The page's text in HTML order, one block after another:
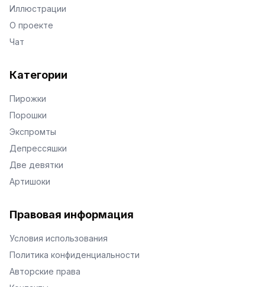
Иллюстрации
О проекте
Чат
Категории
Пирожки
Порошки
Экспромты
Депрессяшки
Две девятки
Артишоки
Правовая информация
Условия использования
Политика конфиденциальности
Авторские права